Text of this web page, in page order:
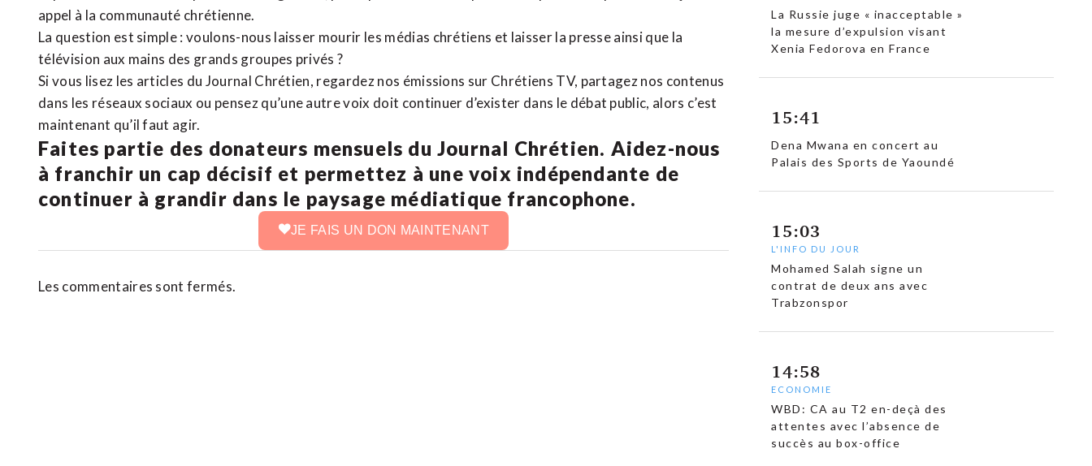
appel à la communauté chrétienne.
La question est simple : voulons-nous laisser mourir les médias chrétiens et laisser la presse ainsi que la
télévision aux mains des grands groupes privés ?
Si vous lisez les articles du Journal Chrétien, regardez nos émissions sur Chrétiens TV, partagez nos contenus
dans les réseaux sociaux ou pensez qu’une autre voix doit continuer d’exister dans le débat public, alors c’est
maintenant qu’il faut agir.
Faites partie des donateurs mensuels du Journal Chrétien. Aidez-nous
à franchir un cap décisif et permettez à une voix indépendante de
continuer à grandir dans le paysage médiatique francophone.
JE FAIS UN DON MAINTENANT
Les commentaires sont fermés.
La Russie juge « inacceptable »
la mesure d’expulsion visant
Xenia Fedorova en France
15:41
Dena Mwana en concert au
Palais des Sports de Yaoundé
15:03
L'INFO DU JOUR
Mohamed Salah signe un
contrat de deux ans avec
Trabzonspor
14:58
ECONOMIE
WBD: CA au T2 en-deçà des
attentes avec l’absence de
succès au box-office